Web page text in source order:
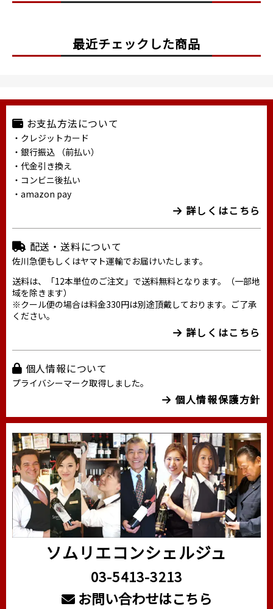
最近チェックした商品
お支払方法について
・クレジットカード
・銀行振込 （前払い）
・代金引き換え
・コンビニ後払い
・amazon pay
詳しくはこちら
配送・送料について
佐川急便もしくはヤマト運輸でお届けいたします。
送料は、「12本単位のご注文」で送料無料となります。（一部地
域を除きます）
※クール便の場合は料金330円は別途頂戴しております。ご了承
ください。
詳しくはこちら
個人情報について
プライバシーマーク取得しました。
個人情報保護方針
ソムリエコンシェルジュ
03-5413-3213
お問い合わせはこちら